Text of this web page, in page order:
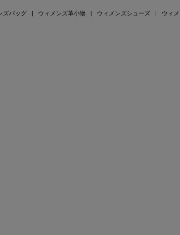
ズバッグ ウィメンズ革小物 ウィメンズシューズ ウィ